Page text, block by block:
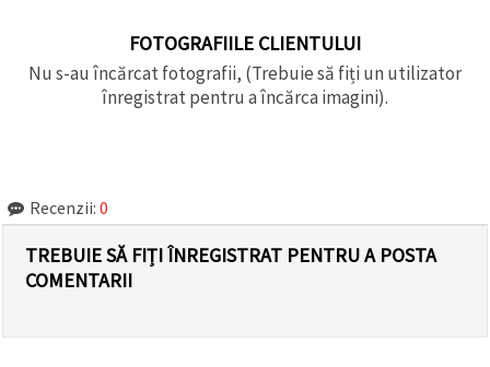
FOTOGRAFIILE CLIENTULUI
Nu s-au încărcat fotografii, (Trebuie să fiți un utilizator
înregistrat pentru a încărca imagini).
Recenzii: 0
TREBUIE SĂ FIȚI ÎNREGISTRAT PENTRU A POSTA
COMENTARII